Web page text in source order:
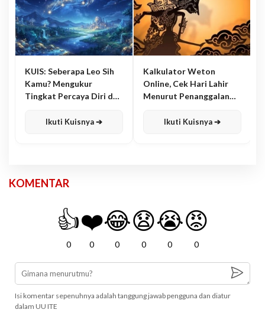
KUIS: Seberapa Leo Sih
Kamu? Mengukur
Tingkat Percaya Diri dan
Ikuti Kuisnya ➔
Kalkulator Weton
Online, Cek Hari Lahir
Menurut Penanggalan
Ikuti Kuisnya ➔
KOMENTAR
👍
0
❤️
0
😂
0
😧
0
😭
0
😡
0
Isi komentar sepenuhnya adalah tanggung jawab pengguna dan diatur
dalam UU ITE